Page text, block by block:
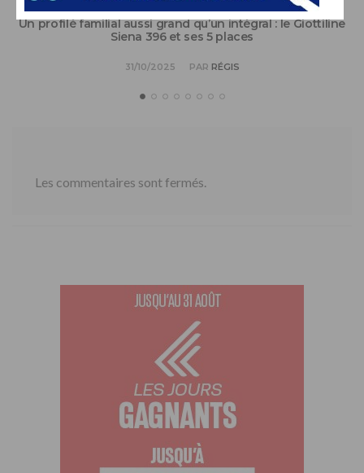
Un profilé familial aussi grand qu’un intégral : le Giottiline
Siena 396 et ses 5 places
31/10/2025 PAR RÉGIS
Les commentaires sont fermés.